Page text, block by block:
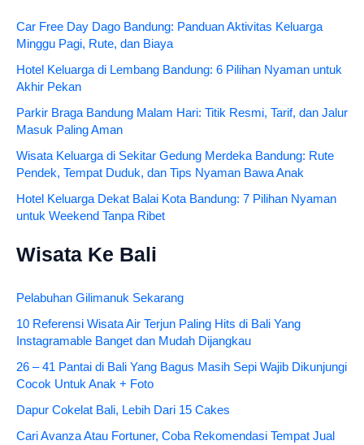
Car Free Day Dago Bandung: Panduan Aktivitas Keluarga
Minggu Pagi, Rute, dan Biaya
Hotel Keluarga di Lembang Bandung: 6 Pilihan Nyaman untuk
Akhir Pekan
Parkir Braga Bandung Malam Hari: Titik Resmi, Tarif, dan Jalur
Masuk Paling Aman
Wisata Keluarga di Sekitar Gedung Merdeka Bandung: Rute
Pendek, Tempat Duduk, dan Tips Nyaman Bawa Anak
Hotel Keluarga Dekat Balai Kota Bandung: 7 Pilihan Nyaman
untuk Weekend Tanpa Ribet
Wisata Ke Bali
Pelabuhan Gilimanuk Sekarang
10 Referensi Wisata Air Terjun Paling Hits di Bali Yang
Instagramable Banget dan Mudah Dijangkau
26 – 41 Pantai di Bali Yang Bagus Masih Sepi Wajib Dikunjungi
Cocok Untuk Anak + Foto
Dapur Cokelat Bali, Lebih Dari 15 Cakes
Cari Avanza Atau Fortuner, Coba Rekomendasi Tempat Jual